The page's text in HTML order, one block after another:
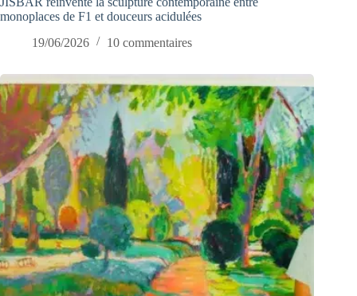
monoplaces de F1 et douceurs acidulées
19/06/2026
10 commentaires